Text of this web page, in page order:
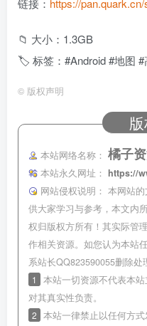
链接： https://
📁 大小：1.3GB
🏷 标签：#Android #地图 #
© 版权声明
本站网络名称： 橘子
本站永久网址：
https://
网站侵权说明： 本网站
供大家学习与参考，本文内
权归版权方所有！其实际管
作相关资源。如您认为本站
系站长QQ823590055删除处
1
本站一切资源不代表本
对其真实性负责。
2 本站一律禁止以任何方